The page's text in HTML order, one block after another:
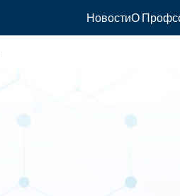
НовостиО